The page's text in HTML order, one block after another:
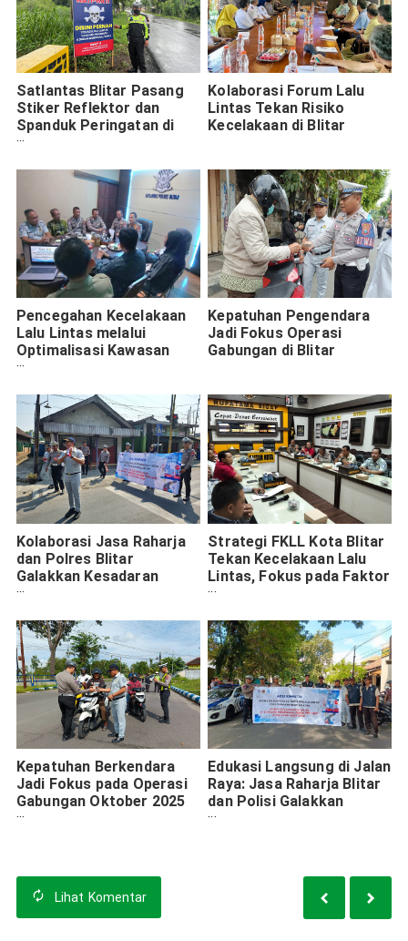
Satlantas Blitar Pasang
Stiker Reflektor dan
Spanduk Peringatan di
Titik Rawan Kecelakaan
Kolaborasi Forum Lalu
Lintas Tekan Risiko
Kecelakaan di Blitar
Pencegahan Kecelakaan
Lalu Lintas melalui
Optimalisasi Kawasan
Tertib Lalu Lintas Blitar
Kepatuhan Pengendara
Jadi Fokus Operasi
Gabungan di Blitar
Kolaborasi Jasa Raharja
dan Polres Blitar
Galakkan Kesadaran
Keselamatan Berkendara
Strategi FKLL Kota Blitar
Tekan Kecelakaan Lalu
Lintas, Fokus pada Faktor
Manusia
Kepatuhan Berkendara
Jadi Fokus pada Operasi
Gabungan Oktober 2025
di Blitar
Edukasi Langsung di Jalan
Raya: Jasa Raharja Blitar
dan Polisi Galakkan
Kesadaran Keselamatan
Lihat Komentar